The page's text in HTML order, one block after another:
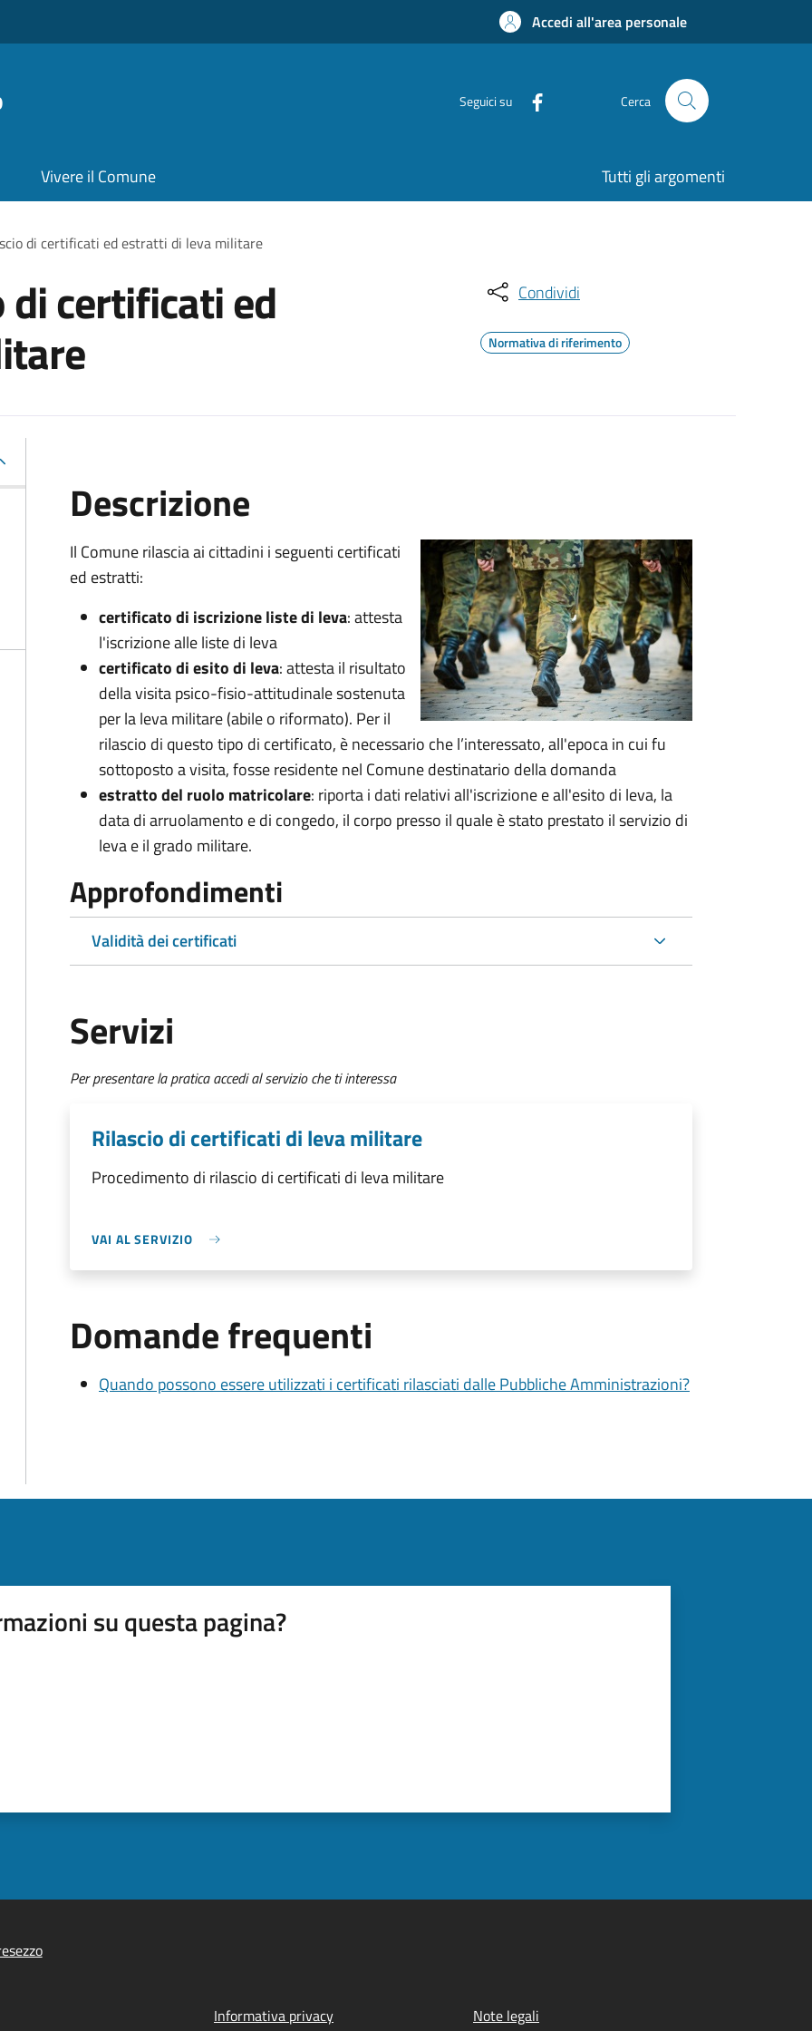
Accedi all'area personale
Seguici su Cerca
Vivere il Comune Tutti gli argomenti
di certificati ed estratti di leva militare
di certificati ed Condividi
Normativa di riferimento
Descrizione
Il Comune rilascia ai cittadini i seguenti certificati
ed estratti:
certificato di iscrizione liste di leva: attesta
l'iscrizione alle liste di leva
certificato di esito di leva: attesta il risultato
della visita psico-fisio-attitudinale sostenuta
per la leva militare (abile o riformato). Per il
rilascio di questo tipo di certificato, è necessario che l’interessato, all'epoca in cui fu
sottoposto a visita, fosse residente nel Comune destinatario della domanda
estratto del ruolo matricolare: riporta i dati relativi all'iscrizione e all'esito di leva, la
data di arruolamento e di congedo, il corpo presso il quale è stato prestato il servizio di
leva e il grado militare.
Approfondimenti
Validità dei certificati
Servizi
Per presentare la pratica accedi al servizio che ti interessa
Rilascio di certificati di leva militare
Procedimento di rilascio di certificati di leva militare
VAI AL SERVIZIO
Domande frequenti
Quando possono essere utilizzati i certificati rilasciati dalle Pubbliche Amministrazioni?
su questa pagina?
Informativa privacy Note legali